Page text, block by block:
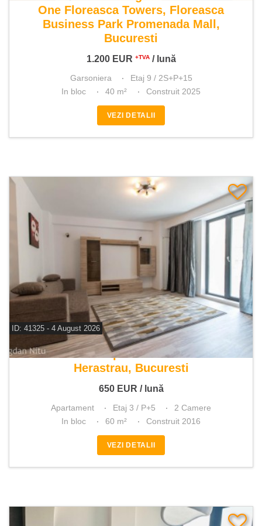
One Floreasca Towers, Floreasca
Business Park Promenada Mall,
Bucuresti
1.200 EUR +TVA/ lună
Garsoniera
Etaj 9 / 2S+P+15
In bloc
40 m² Construit 2025
VEZI DETALII
ID: 41325 - 4 August 2026
De inchiriat apartament 2 camere
Herastrau, Bucuresti
650 EUR / lună
Apartament Etaj 3 / P+5
2 Camere
In bloc
60 m² Construit 2016
VEZI DETALII